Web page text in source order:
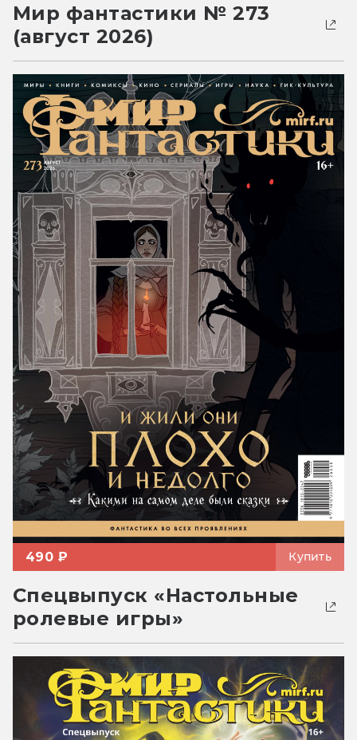
Мир фантастики № 273
(август 2026)
490 ₽ Купить
Спецвыпуск «Настольные
ролевые игры»